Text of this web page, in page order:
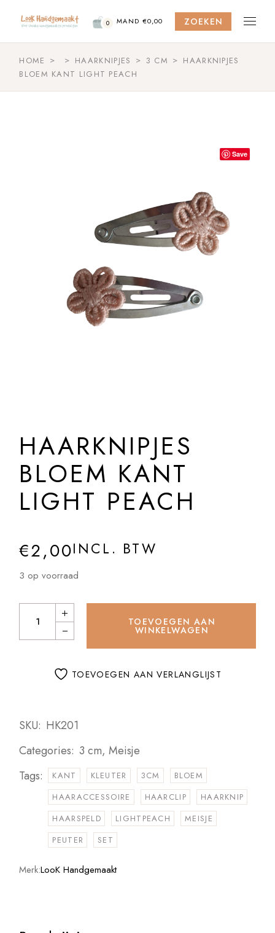
content
0 MAND €0,00 ZOEKEN
HOME HAARKNIPJES 3 CM
HAARKNIPJES
BLOEM KANT LIGHT PEACH
Save
HAARKNIPJES
BLOEM KANT
LIGHT PEACH
€2,00INCL. BTW
3 op voorraad
Haarknipjes Bloem Kant Light peach quantity
TOEVOEGEN AAN
WINKELWAGEN
TOEVOEGEN AAN VERLANGLIJST
SKU: HK201
Categories: 3 cm,Meisje
Tags:
KANT KLEUTER 3CM
BLOEM
HAARACCESSOIRE
HAARCLIP
HAARKNIP
HAARSPELD
LIGHTPEACH
MEISJE
PEUTER
SET
Merk:LooK Handgemaakt